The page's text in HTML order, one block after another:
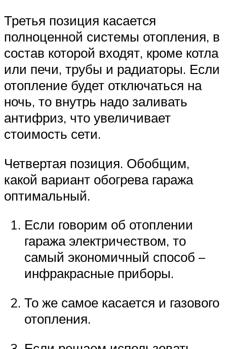
Третья позиция касается
полноценной системы отопления, в
состав которой входят, кроме котла
или печи, трубы и радиаторы. Если
отопление будет отключаться на
ночь, то внутрь надо заливать
антифриз, что увеличивает
стоимость сети.
Четвертая позиция. Обобщим,
какой вариант обогрева гаража
оптимальный.
Если говорим об отоплении
гаража электричеством, то
самый экономичный способ –
инфракрасные приборы.
То же самое касается и газового
отопления.